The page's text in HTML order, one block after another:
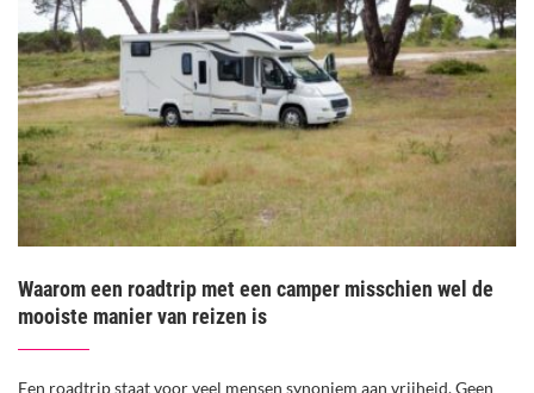
Waarom een roadtrip met een camper misschien wel de
mooiste manier van reizen is
Een roadtrip staat voor veel mensen synoniem aan vrijheid. Geen